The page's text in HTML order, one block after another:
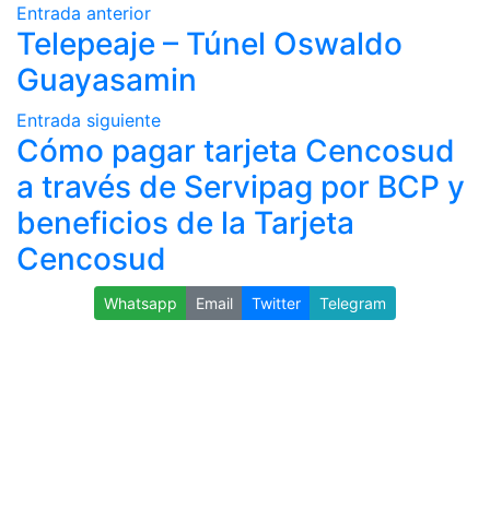
Entrada anterior
Telepeaje – Túnel Oswaldo
Guayasamin
Entrada siguiente
Cómo pagar tarjeta Cencosud
a través de Servipag por BCP y
beneficios de la Tarjeta
Cencosud
Whatsapp Email Twitter Telegram